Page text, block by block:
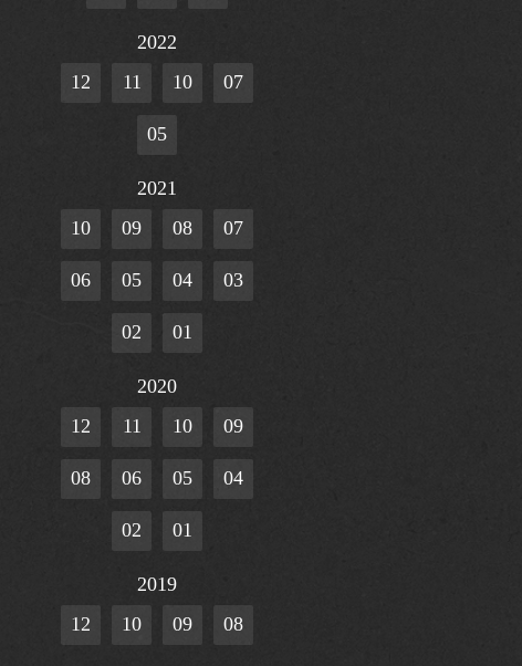
2022
12
11 10 07
05
2021
10
09 08 07
06 05 04 03
02 01
2020
12
11 10 09
08 06 05 04
02 01
2019
12
10 09 08